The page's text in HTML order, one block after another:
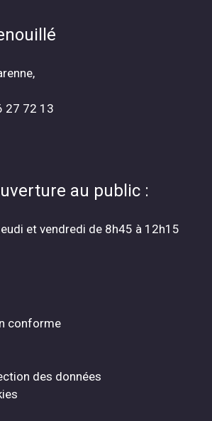
27 72 13
au public :
et vendredi de 8h45 à 12h15
conforme
des données